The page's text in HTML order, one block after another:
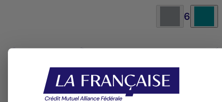
6
Alerte fraude – Restez vigilants